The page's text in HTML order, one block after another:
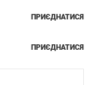
ПРИЄДНАТИСЯ
ПРИЄДНАТИСЯ